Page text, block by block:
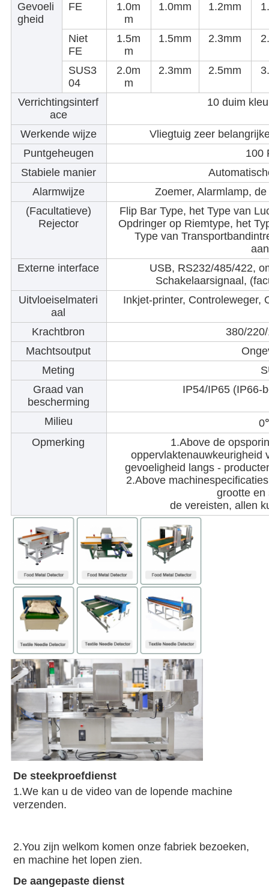
Gevoeli
gheid
FE
1.0m
m
1.0mm 1.2mm
Niet
FE
1.5m
m
1.5mm 2.3mm
SUS3
04
2.0m
m
2.3mm 2.5mm
Verrichtingsinterf
ace
10 duim
Werkende wijze
Vliegtuig zeer
Puntgeheugen
100
Stabiele manier
Alarmwijze
Zoemer, Alarmlamp,
(Facultatieve)
Rejector
Flip Bar Type, het Type van
Opdringer op Riemtype, het
Type van
Externe interface
USB, RS232/485/422,
Schakelaarsignaal,
Uitvloeiselmateri
aal
Inkjet-printer, Controleweger,
Krachtbron
380/
Machtsoutput
Meting
Graad van
bescherming
IP54/IP65 (IP66-
Milieu
Opmerking
1.Above de
oppervlaktenauwkeurigheid
gevoeligheid langs -
2.Above
grootte en
de vereisten, allen
De steekproefdienst
1.We kan u de video van de lopende machine
verzenden.
2.You zijn welkom komen onze fabriek bezoeken,
en machine het lopen zien.
De aangepaste dienst